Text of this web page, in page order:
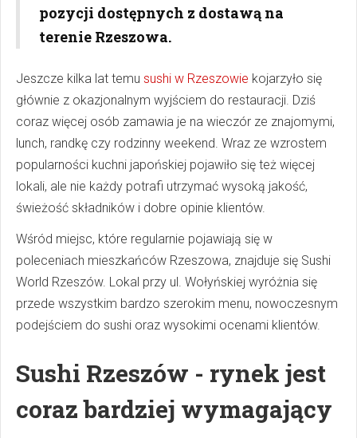
pozycji dostępnych z dostawą na
terenie Rzeszowa.
Jeszcze kilka lat temu sushi w Rzeszowie kojarzyło się
głównie z okazjonalnym wyjściem do restauracji. Dziś
coraz więcej osób zamawia je na wieczór ze znajomymi,
lunch, randkę czy rodzinny weekend. Wraz ze wzrostem
popularności kuchni japońskiej pojawiło się też więcej
lokali, ale nie każdy potrafi utrzymać wysoką jakość,
świeżość składników i dobre opinie klientów.
Wśród miejsc, które regularnie pojawiają się w
poleceniach mieszkańców Rzeszowa, znajduje się Sushi
World Rzeszów. Lokal przy ul. Wołyńskiej wyróżnia się
przede wszystkim bardzo szerokim menu, nowoczesnym
podejściem do sushi oraz wysokimi ocenami klientów.
Sushi Rzeszów - rynek jest
coraz bardziej wymagający